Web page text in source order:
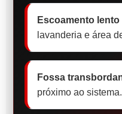
Escoamento lento
lavanderia e área
Fossa
próximo ao sistema.